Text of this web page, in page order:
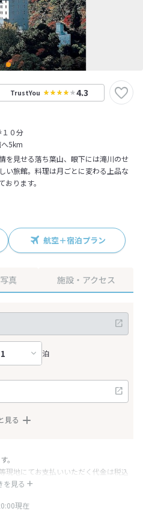
TrustYou 4.3
０分
5km
を見せる落ち葉山、眼下には滝川のせ
い旅館。料理は月ごとに変わる上品な
ります。
航空＋宿泊プラン
写真 施設・アクセス
泊
見る
を見る
。
地にてお支払いいただく代金は税込
い代金が一部変更となる場合がござい
は一定時間ごとに更新されます。最
現在